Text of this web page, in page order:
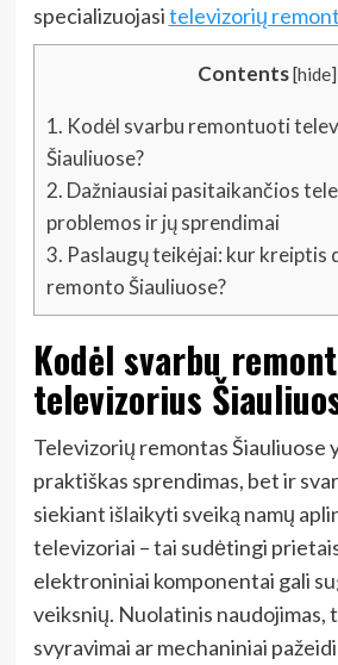
specializuojasitelevizorių
Contents[hide]
1. Kodėl svarbu remontuoti
Šiauliuose?
2. Dažniausiai pasitaikančios
problemos ir jų sprendimai
3. Paslaugų teikėjai: kur kreiptis
remonto Šiauliuose?
Kodėl svarbu
televizorius
Televizorių remontas Šiauliuose
praktiškas sprendimas, bet ir
siekiant išlaikyti sveiką namų
televizoriai – tai sudėtingi
elektroniniai komponentai gali
veiksnių. Nuolatinis naudojimas,
svyravimai ar mechaniniai